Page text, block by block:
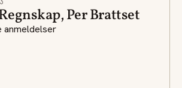
Per Brattset
anmeldelser